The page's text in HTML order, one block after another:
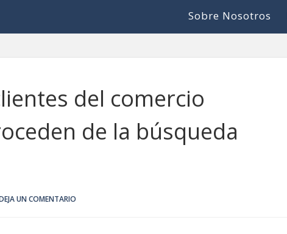
Sobre Nosotros
del comercio
de la búsqueda
UN COMENTARIO